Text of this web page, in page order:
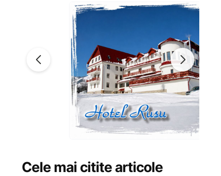
Cele mai citite articole